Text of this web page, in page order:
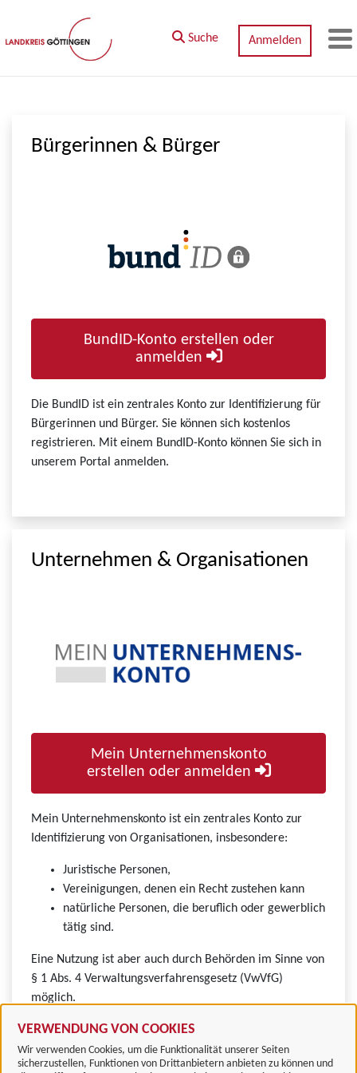
Zum Hauptinhalt springen
VERWENDUNG VON COOKIES
Wir verwenden Cookies, um die Funktionalität unserer Seiten
sicherzustellen, Funktionen von Drittanbietern anbieten zu können und
Suche Anmelden
Bürgerinnen & Bürger
BundID-Konto erstellen oder
anmelden
Die BundID ist ein zentrales Konto zur Identifizierung für
Bürgerinnen und Bürger. Sie können sich kostenlos
registrieren. Mit einem BundID-Konto können Sie sich in
unserem Portal anmelden.
Unternehmen & Organisationen
Mein Unternehmenskonto
erstellen oder anmelden
Mein Unternehmenskonto ist ein zentrales Konto zur
Identifizierung von Organisationen, insbesondere:
Juristische Personen,
Vereinigungen, denen ein Recht zustehen kann
natürliche Personen, die beruflich oder gewerblich
tätig sind.
Eine Nutzung ist aber auch durch Behörden im Sinne von
§ 1 Abs. 4 Verwaltungsverfahrensgesetz (VwVfG)
möglich.